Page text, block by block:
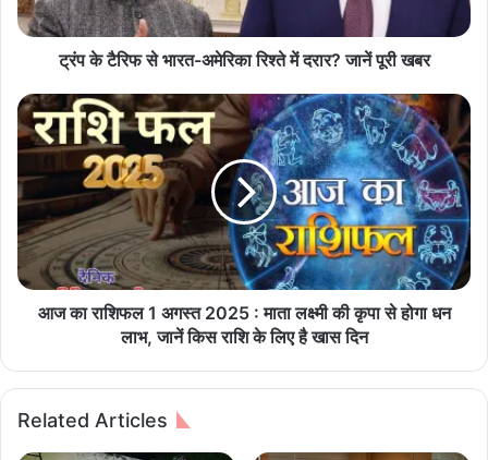
भा
र
अ
मे
रि
का
रि
में
द
रा
री
ट्रंप के टैरिफ से भारत-अमेरिका रिश्ते में दरार? जानें पूरी खबर
आ
ज
का
रा
शि
ल
1
अ
5
आज का राशिफल 1 अगस्त 2025 : माता लक्ष्मी की कृपा से होगा धन
लाभ, जानें किस राशि के लिए है खास दिन
Related Articles